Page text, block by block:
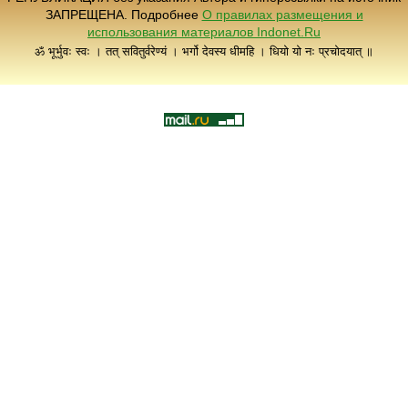
ЗАПРЕЩЕНА. Подробнее О правилах размещения и
использования материалов Indonet.Ru
ॐ भूर्भुवः स्वः । तत् सवितुर्वरेण्यं । भर्गो देवस्य धीमहि । धियो यो नः प्रचोदयात् ॥